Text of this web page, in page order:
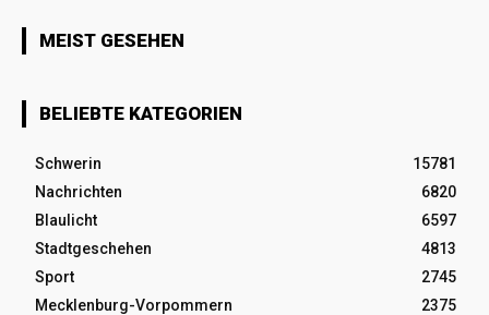
MEIST GESEHEN
BELIEBTE KATEGORIEN
Schwerin
15781
Nachrichten
6820
Blaulicht
6597
Stadtgeschehen
4813
Sport
2745
Mecklenburg-Vorpommern
2375